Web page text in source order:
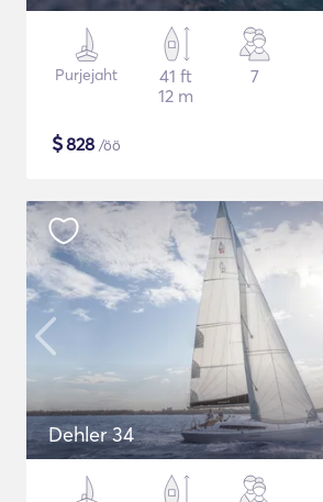
Purjejaht
41 ft
12 m
7
$828 /öö
Dehler 34